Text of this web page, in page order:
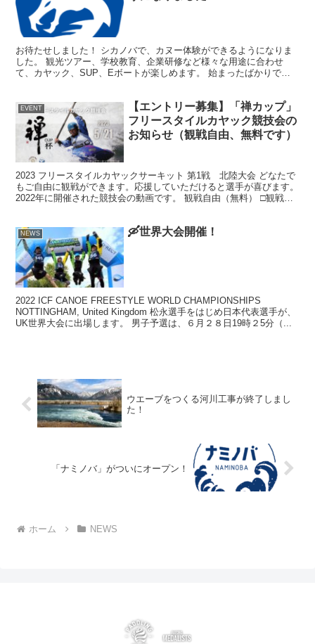
お待たせしました！ シカノバで、カヌー体験ができるようになりま
した。 観光ツアー、学校教育、企業研修など様々な用途に合わせ
て、カヤック、SUP、Eボートが楽しめます。 始まったばかりで、
EVENT
【エントリー募集】「禅カップ」
フリースタイルカヤック競技会の
お知らせ（観戦自由、無料です）
2023 フリースタイルカヤックサーキット 第1戦 北陸大会 どなたで
もご自由に観戦ができます。応援していただけると選手が喜びます。
2022年に開催された競技会の動画です。 観戦自由（無料） □観戦時
NEWS 🛶世界大会開催！
2022 ICF CANOE FREESTYLE WORLD CHAMPIONSHIPS
NOTTINGHAM, United Kingdom 松永選手をはじめ日本代表選手が、
UK世界大会に出場します。 男子予選は、６月２８日19時２5分（...
ウエーブをつくる河川工事が終了しまし
た！
「ナミノバ」がついにオープン！
ホーム NEWS